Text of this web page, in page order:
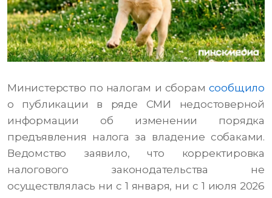
Министерство по налогам и сборам сообщило
о публикации в ряде СМИ недостоверной
информации об изменении порядка
предъявления налога за владение собаками.
Ведомство заявило, что корректировка
налогового законодательства не
осуществлялась ни с 1 января, ни с 1 июля 2026